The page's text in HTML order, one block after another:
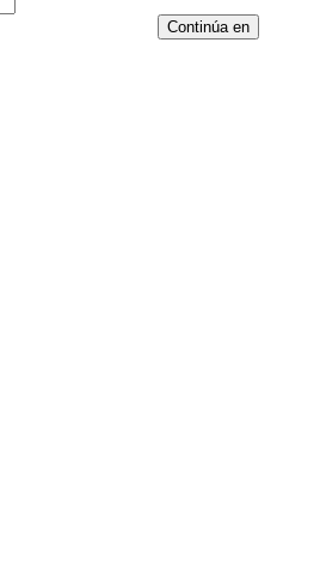
Continúa en